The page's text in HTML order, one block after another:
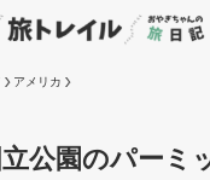
アメリカ
立公園のパーミ